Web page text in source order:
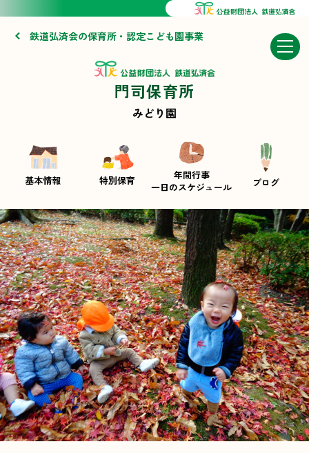
鉄道弘済会の保育所・認定こども園事業
門司保育所
みどり園
基本情報 特別保育
年間行事
一日のスケジュール
ブログ